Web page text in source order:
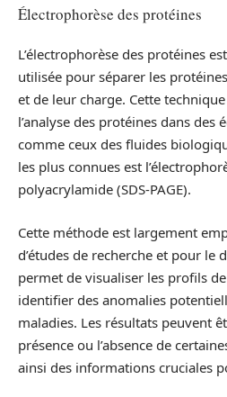
Électrophorèse des protéines
L’électrophorèse des protéines
utilisée pour séparer les
et de leur charge. Cette
l’analyse des protéines dans des
comme ceux des fluides
les plus connues est
polyacrylamide (SDS-PAGE).
Cette méthode est largement
d’études de recherche et pour le
permet de visualiser les profils
identifier des anomalies
maladies. Les résultats peuvent
présence ou l’absence de
ainsi des informations cruciales